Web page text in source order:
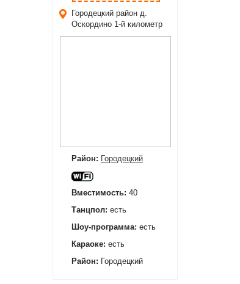
Городецкий район д.
Оскордино 1-й километр
Район: Городецкий
Вместимость: 40
Танцпол: есть
Шоу-программа: есть
Караоке: есть
Район: Городецкий